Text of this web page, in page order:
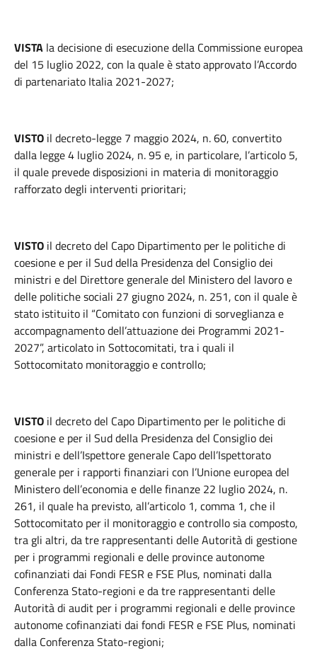
VISTA la decisione di esecuzione della Commissione europea
del 15 luglio 2022, con la quale è stato approvato l’Accordo
di partenariato Italia 2021-2027;
VISTO il decreto-legge 7 maggio 2024, n. 60, convertito
dalla legge 4 luglio 2024, n. 95 e, in particolare, l’articolo 5,
il quale prevede disposizioni in materia di monitoraggio
rafforzato degli interventi prioritari;
VISTO il decreto del Capo Dipartimento per le politiche di
coesione e per il Sud della Presidenza del Consiglio dei
ministri e del Direttore generale del Ministero del lavoro e
delle politiche sociali 27 giugno 2024, n. 251, con il quale è
stato istituito il “Comitato con funzioni di sorveglianza e
accompagnamento dell’attuazione dei Programmi 2021-
2027”, articolato in Sottocomitati, tra i quali il
Sottocomitato monitoraggio e controllo;
VISTO il decreto del Capo Dipartimento per le politiche di
coesione e per il Sud della Presidenza del Consiglio dei
ministri e dell’Ispettore generale Capo dell’Ispettorato
generale per i rapporti finanziari con l’Unione europea del
Ministero dell’economia e delle finanze 22 luglio 2024, n.
261, il quale ha previsto, all’articolo 1, comma 1, che il
Sottocomitato per il monitoraggio e controllo sia composto,
tra gli altri, da tre rappresentanti delle Autorità di gestione
per i programmi regionali e delle province autonome
cofinanziati dai Fondi FESR e FSE Plus, nominati dalla
Conferenza Stato-regioni e da tre rappresentanti delle
Autorità di audit per i programmi regionali e delle province
autonome cofinanziati dai fondi FESR e FSE Plus, nominati
dalla Conferenza Stato-regioni;